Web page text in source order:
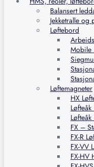
Balansert
Jekketralle og
Løftebord
Mobile
Løftemagneter
HX
Løfteåk
Løfteåk
FX –
FX-R
FX-VV
FX-HV